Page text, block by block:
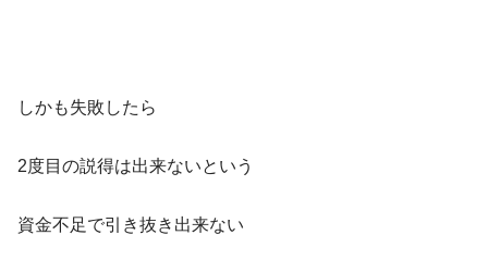
しかも失敗したら
2度目の説得は出来ないという
資金不足で引き抜き出来ない